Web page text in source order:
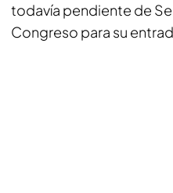
todavía pendiente de
Congreso para su